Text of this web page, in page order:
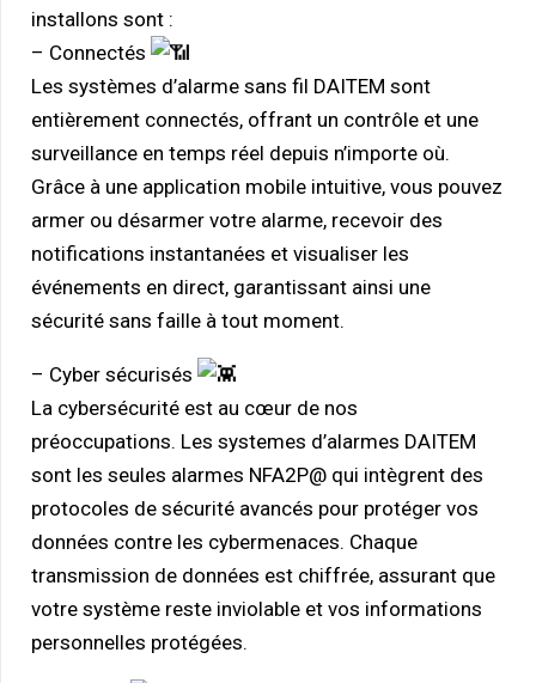
installons sont :
– Connectés
Les systèmes d’alarme sans fil DAITEM sont
entièrement connectés, offrant un contrôle et une
surveillance en temps réel depuis n’importe où.
Grâce à une application mobile intuitive, vous pouvez
armer ou désarmer votre alarme, recevoir des
notifications instantanées et visualiser les
événements en direct, garantissant ainsi une
sécurité sans faille à tout moment.
– Cyber sécurisés
La cybersécurité est au cœur de nos
préoccupations. Les systemes d’alarmes DAITEM
sont les seules alarmes NFA2P@qui intègrent des
protocoles de sécurité avancés pour protéger vos
données contre les cybermenaces. Chaque
transmission de données est chiffrée, assurant que
votre système reste inviolable et vos informations
personnelles protégées.